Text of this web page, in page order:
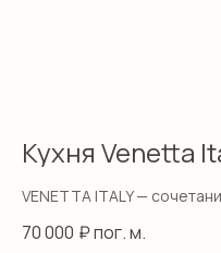
Кухня Venetta
VENETTA ITALY —
70 000 ₽ пог. м.